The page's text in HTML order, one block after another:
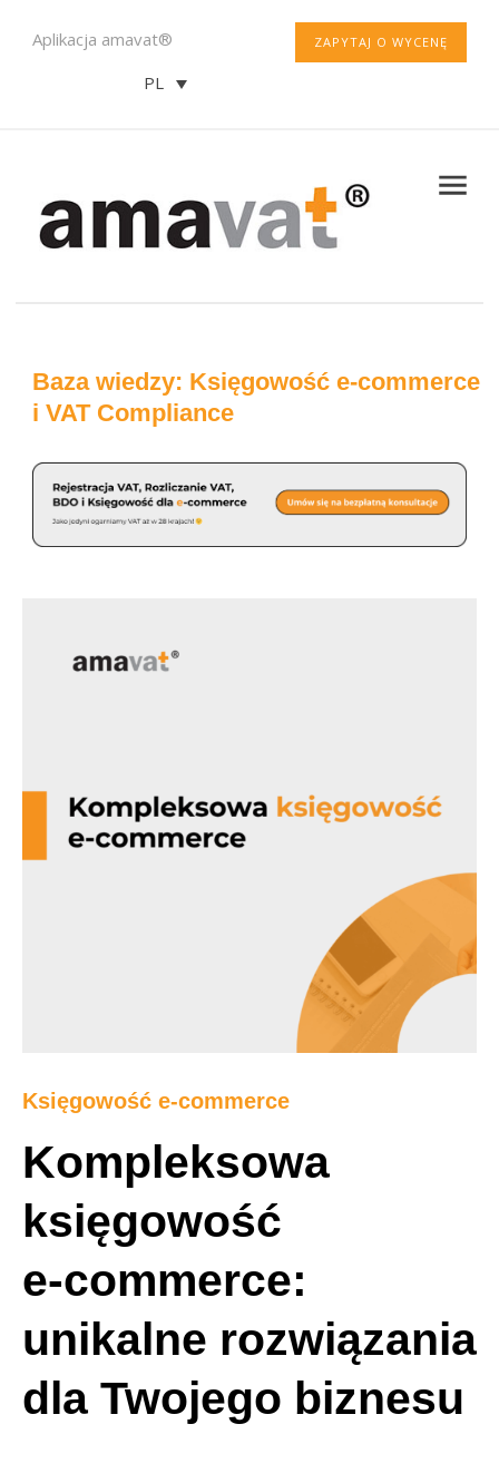
ZAPYTAJ O WYCENĘ
Aplikacja amavat®
PL
Baza wiedzy: Księgowość e-commerce
i VAT Compliance
Księgowość e-commerce
Kompleksowa
księgowość
e-commerce:
unikalne rozwiązania
dla Twojego biznesu